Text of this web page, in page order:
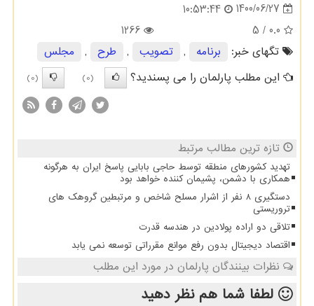
1400/06/27
10:53:44
0.0
/ 5
1266
تگهای خبر:
برنامه , تصویب , طرح ,
مجلس
این مطلب پارلمان را می پسندید؟
(0)
(0)
تازه ترین مطالب مرتبط
تهدید کشورهای منطقه توسط حاجی بابایی پاسخ ایران به هرگونه
همکاری با دشمن، پشیمان کننده خواهد بود
دستگیری 8 نفر از اشرار مسلح شاخص و مرتبطین گروهک های
تروریستی
تلاقی دو اراده پولادین در هندسه قدرت
اقتصاد دیجیتال بدون رفع موانع مقرراتی توسعه نمی یابد
نظرات بینندگان پارلمان در مورد این مطلب
لطفا شما همنظر دهید